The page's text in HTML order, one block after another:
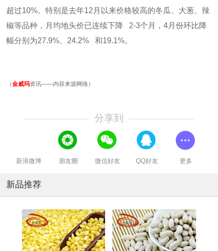
超过10%。特别是去年12 月以来价格较高的冬瓜、大葱、辣
椒等品种，月均地头价已连续下降
2-3个月， 4月份环比降
幅分别为27.9% 24.2% 和19.1%。
（金威玛资讯——内容来源网络）
分享到
新浪微博 朋友圈 微信好友 QQ好友 更多
新品推荐